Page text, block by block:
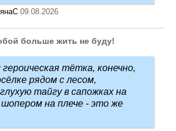
09.08.2026
больше жить не буду!
героическая тётка, конечно,
рядом с лесом,
тайгу в сапожках на
шопером на плече - это же